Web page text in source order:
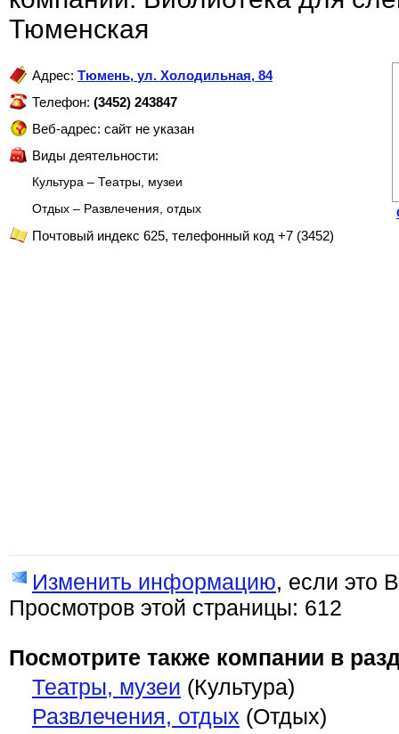
Тюменская
Адрес: Тюмень, ул. Холодильная, 84
Телефон: (3452) 243847
Веб-адрес: сайт не указан
Виды деятельности:
Культура – Театры, музеи
Отдых – Развлечения, отдых
Почтовый индекс 625, телефонный код +7 (3452)
Изменить информацию, если это
Просмотров этой страницы: 612
Посмотрите также компании в
Театры, музеи (Культура)
Развлечения, отдых (Отдых)